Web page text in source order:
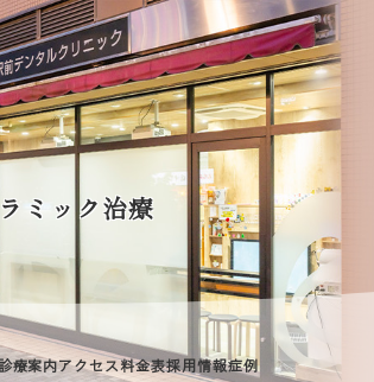
ミック治療
療案内アクセス料金表採用情報症例